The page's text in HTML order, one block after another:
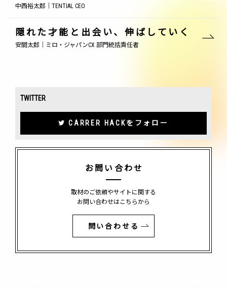
中西裕太郎｜TENTIAL CEO
隠れた才能と出会い、伸ばしていく
安間太郎｜ミロ・ジャパンCX 部門統括責任者
TWITTER
CARRER HACKをフォロー
お問い合わせ
取材のご依頼やサイトに関する
お問い合わせはこちらから
問い合わせる